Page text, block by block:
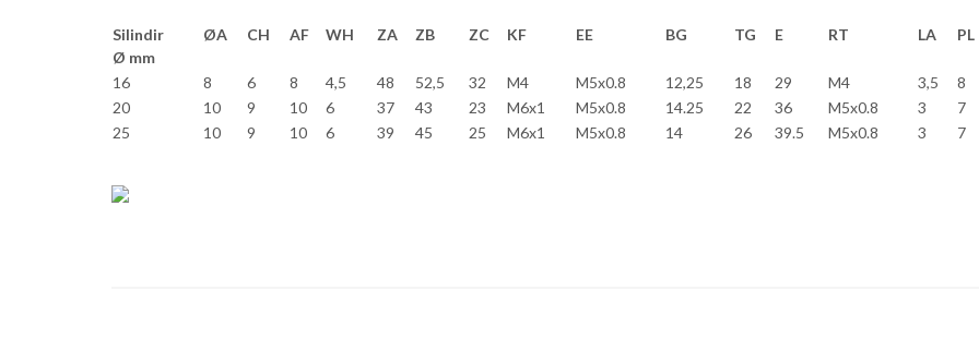
Silindir
Ø mm
ØA CH AF WH ZA ZB ZC KF EE BG TG E RT LA PL
16 8 6 8 4,5 48 52,5 32 M4 M5x0.8 12,25 18 29 M4 3,5 8
20
10 9 10 6 37 43 23 M6x1 M5x0.8 14.25 22 36 M5x0.8 3 7
25
10 9 10 6 39 45 25 M6x1 M5x0.8 14 26 39.5 M5x0.8 3 7